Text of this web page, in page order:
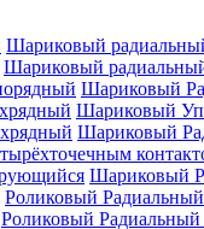
Шариковый
Шариковый
Шариковый
Шариковый
Шариковый
Шариковый
Роликовый
Роликовый